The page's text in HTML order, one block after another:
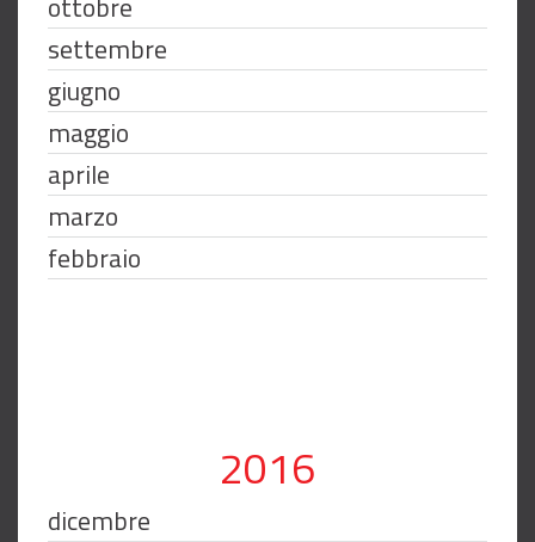
settembre
giugno
maggio
aprile
marzo
febbraio
2016
dicembre